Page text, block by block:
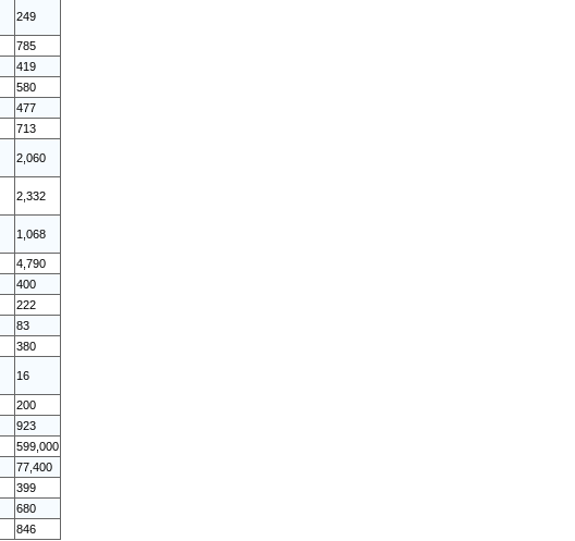
249
785
419
580
477
713
2,060
2,332
1,068
4,790
400
222
83
380
16
200
923
599,000
77,400
399
680
846